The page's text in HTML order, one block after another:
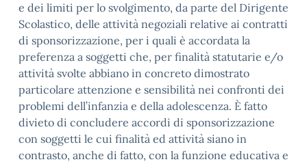
e dei limiti per lo svolgimento, da parte del Dirigente
Scolastico, delle attività negoziali relative ai contratti
di sponsorizzazione, per i quali è accordata la
preferenza a soggetti che, per finalità statutarie e/o
attività svolte abbiano in concreto dimostrato
particolare attenzione e sensibilità nei confronti dei
problemi dell’infanzia e della adolescenza. È fatto
divieto di concludere accordi di sponsorizzazione
con soggetti le cui finalità ed attività siano in
contrasto, anche di fatto, con la funzione educativa e